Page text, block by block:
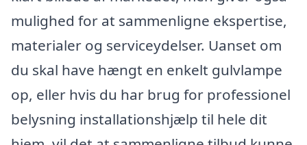
mulighed for at sammenligne ekspertise,
materialer og serviceydelser. Uanset om
du skal have hængt en enkelt gulvlampe
op, eller hvis du har brug for professionel
belysning installationshjælp til hele dit